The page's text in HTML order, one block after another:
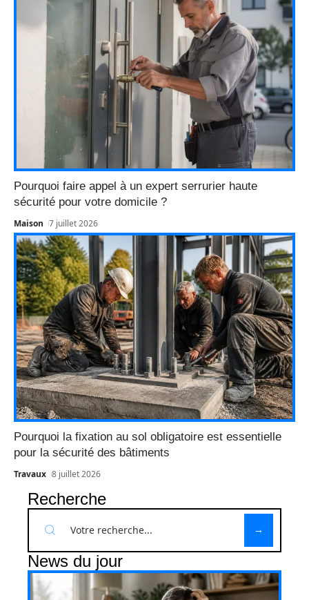
Pourquoi faire appel à un expert serrurier haute
sécurité pour votre domicile ?
Maison 7 juillet 2026
Pourquoi la fixation au sol obligatoire est essentielle
pour la sécurité des bâtiments
Travaux 8 juillet 2026
Recherche
News du jour